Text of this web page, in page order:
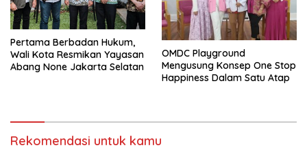
Pertama Berbadan Hukum,
Wali Kota Resmikan Yayasan
Abang None Jakarta Selatan
OMDC Playground
Mengusung Konsep One Stop
Happiness Dalam Satu Atap
Rekomendasi untuk kamu